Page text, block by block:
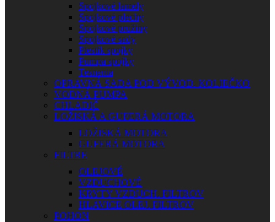
Spojkové lamely
Spojkové plechy
Spojkové pružiny
Spojkové sady
Piestik spojky
Pumpa spojky
Tesnenia
OPRAVNÁ SADA POD VÝVOD. KOLIEČKO
VODNÁ PUMPA
CHLADIČ
LOŽISKÁ A GUFERÁ MOTORA
LOŽISKÁ MOTORA
GUFERÁ MOTORA
FILTRE
OLEJOVÉ
VZDUCHOVÉ
KRYTY VZDUCH. FILTROV
HLAVICE OLEJ. FILTROV
POHON